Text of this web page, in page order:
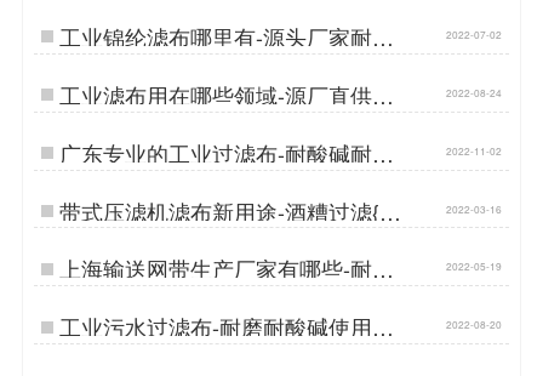
工业锦纶滤布哪里有-源头厂家耐磨
耐用[丹娜鸶]…
2022-07-02
工业滤布用在哪些领域-源厂直供性
价比高[丹娜鸶]…
2022-08-24
广东专业的工业过滤布-耐酸碱耐腐
蚀寿命长…
2022-11-02
带式压滤机滤布新用途-酒糟过滤{丹
娜鸶过滤}…
2022-03-16
上海输送网带生产厂家有哪些-耐温
耐磨{丹娜鸶过滤}…
2022-05-19
工业污水过滤布-耐磨耐酸碱使用寿
命长[丹娜鸶]…
2022-08-20